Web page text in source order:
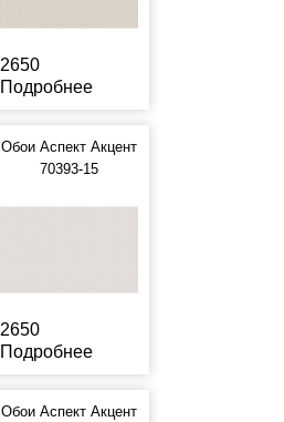
2650
Подробнее
Обои Аспект Акцент
70393-15
2650
Подробнее
Обои Аспект Акцент